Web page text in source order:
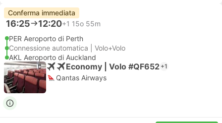
Conferma immediata
16:25 12:20+1 15o 55m
PER Aeroporto di Perth
Connessione automatica | Volo+Volo
AKL Aeroporto di Auckland
Economy | Volo #QF652 +1
Qantas Airways